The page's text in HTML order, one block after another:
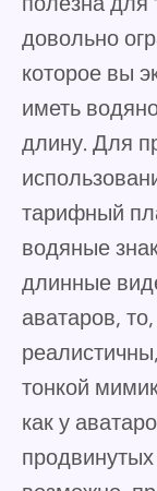
довольно
которое вы
иметь
длину. Для
тарифный
водяные
длинные
аватаров,
тонкой
как у